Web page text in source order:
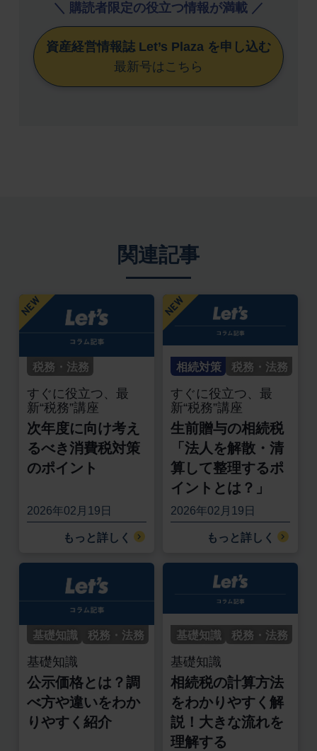
＼ 購読者限定の役立つ情報が満載 ／
資産経営情報誌 Let’s Plaza を申し込む
最新号はこちら
関連記事
税務・法務
すぐに役立つ、最
新“税務”講座
次年度に向け考え
るべき消費税対策
のポイント
2026年02月19日
もっと詳しく
相続対策 税務・法務
すぐに役立つ、最
新“税務”講座
生前贈与の相続税
「法人を解散・清
算して整理するポ
イントとは？」
2026年02月19日
もっと詳しく
基礎知識 税務・法務
基礎知識
公示価格とは？調
べ方や違いをわか
りやすく紹介
基礎知識 税務・法務
基礎知識
相続税の計算方法
をわかりやすく解
説！大きな流れを
理解する